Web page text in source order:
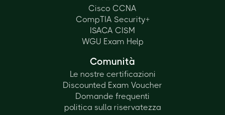
Cisco CCNA
CompTIA Security+
ISACA CISM
WGU Exam Help
Comunità
Le nostre certificazioni
Discounted Exam Voucher
Domande frequenti
politica sulla riservatezza